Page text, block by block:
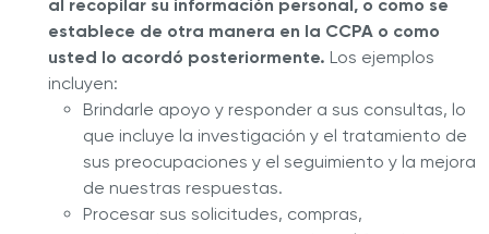
al recopilar su información personal, o como se
establece de otra manera en la CCPA o como
usted lo acordó posteriormente. Los ejemplos
incluyen:
Brindarle apoyo y responder a sus consultas, lo
que incluye la investigación y el tratamiento de
sus preocupaciones y el seguimiento y la mejora
de nuestras respuestas.
Procesar sus solicitudes, compras,